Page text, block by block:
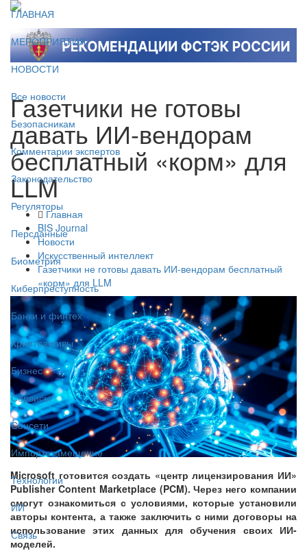
ГЛАВНАЯ
МЕРОПРИЯТИЯ
НОВОСТИ
Все новости
Безопасникам
Комментарии экспертов
Законодательство
Регуляторы
Персданные
Биометрия
Киберпреступность
Банки и финтех
Криптоактивы
Бизнес
Сервисы
Соцсети
Импортозамещение
Технологии
ИИ
Связь
Газетчики не готовы
давать ИИ-вендорам
бесплатный «корм» для
LLM
Главная
BIS Journal
Новости
Искусственный интеллект
Газетчики не готовы давать ИИ-вендорам бесплатный
«корм» для LLM
Microsoft готовится создать «центр лицензирования ИИ»
Publisher Content Marketplace (PCM). Через него компании
смогут ознакомиться с условиями, которые установили
авторы контента, а также заключить с ними договоры на
использование этих данных для обучения своих ИИ-
моделей.